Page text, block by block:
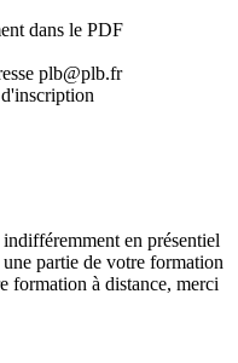
dans le PDF
plb@plb.fr
en présentiel
partie de votre formation
formation à distance, merci